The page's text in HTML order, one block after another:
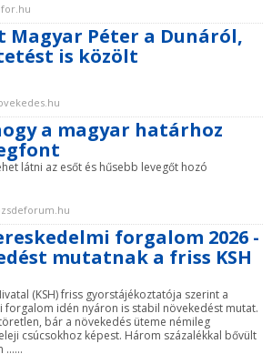
Magyar Péter a Dunáról,
is közölt
a magyar határhoz
látni az esőt és hűsebb levegőt hozó
forgalom 2026 -
mutatnak a friss KSH
(KSH) friss gyorstájékoztatója szerint a
forgalom idén nyáron is stabil növekedést mutat.
bár a növekedés üteme némileg
csúcsokhoz képest. Három százalékkal bővült
......